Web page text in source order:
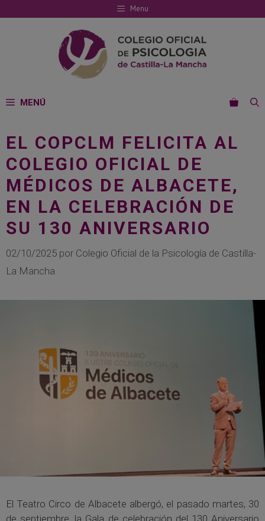
al
Menu
MENÚ
EL COPCLM FELICITA AL
COLEGIO OFICIAL DE
MÉDICOS DE ALBACETE,
EN LA CELEBRACIÓN DE
SU 130 ANIVERSARIO
02/10/2025 por Colegio Oficial de la Psicología de Castilla-
La Mancha
El Teatro Circo de Albacete albergó, el pasado martes, 30